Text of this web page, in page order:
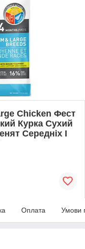
Chicken Фест
Курка Сухий
Середніх І
Оплата Умови